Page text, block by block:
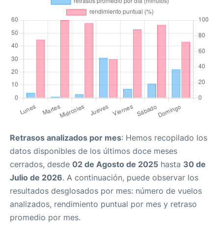
Retrasos analizados por mes: Hemos recopilado los
datos disponibles de los últimos doce meses
cerrados, desde 02 de Agosto de 2025 hasta 30 de
Julio de 2026. A continuación, puede observar los
resultados desglosados por mes: número de vuelos
analizados, rendimiento puntual por mes y retraso
promedio por mes.